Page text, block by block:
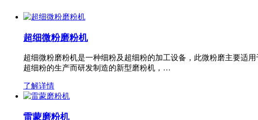
超细微粉磨粉机
超细微粉磨粉机是一种细粉及超细粉的加工设备，此微粉磨主要适
超细粉的生产而研发制造的新型磨粉机，…
了解详情
雷蒙磨粉机